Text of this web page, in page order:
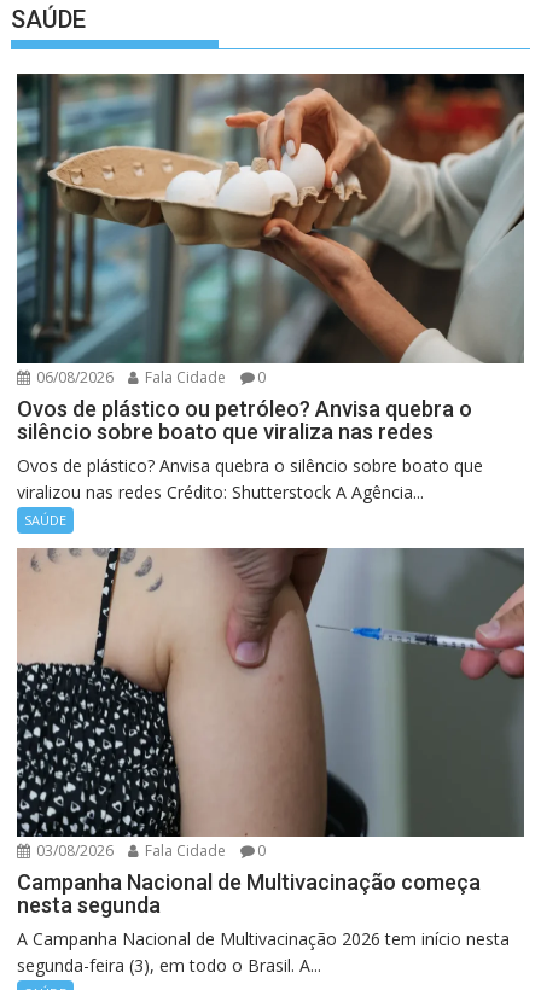
SAÚDE
06/08/2026 Fala Cidade 0
Ovos de plástico ou petróleo? Anvisa quebra o
silêncio sobre boato que viraliza nas redes
Ovos de plástico? Anvisa quebra o silêncio sobre boato que
viralizou nas redes Crédito: Shutterstock A Agência...
SAÚDE
03/08/2026 Fala Cidade 0
Campanha Nacional de Multivacinação começa
nesta segunda
A Campanha Nacional de Multivacinação 2026 tem início nesta
segunda-feira (3), em todo o Brasil. A...